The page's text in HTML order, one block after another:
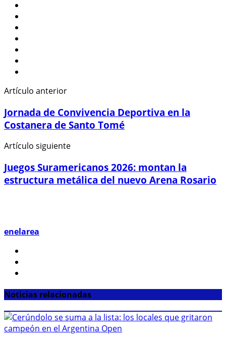
Artículo anterior
Jornada de Convivencia Deportiva en la
Costanera de Santo Tomé
Artículo siguiente
Juegos Suramericanos 2026: montan la
estructura metálica del nuevo Arena Rosario
enelarea
Noticias relacionadas